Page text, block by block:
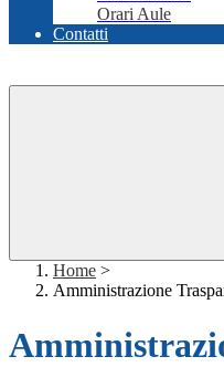
Orari Aule
Contatti
Home >
Amministrazione